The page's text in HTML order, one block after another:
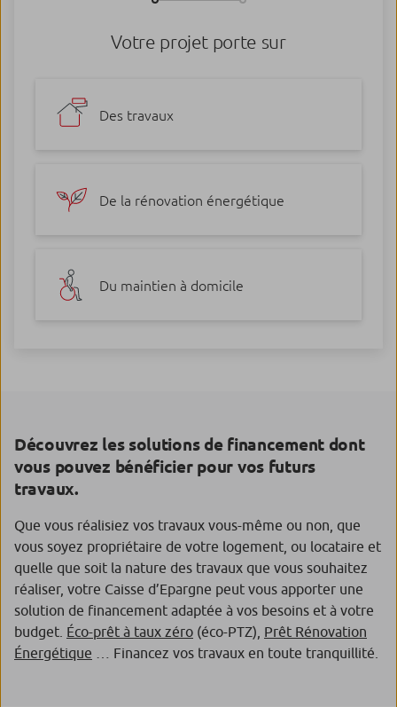
Votre projet porte sur
Des travaux
De la rénovation énergétique
Du maintien à domicile
Découvrez les solutions de financement dont
vous pouvez bénéficier pour vos futurs
travaux.
Que vous réalisiez vos travaux vous-même ou non, que
vous soyez propriétaire de votre logement, ou locataire et
quelle que soit la nature des travaux que vous souhaitez
réaliser, votre Caisse d’Epargne peut vous apporter une
solution de financement adaptée à vos besoins et à votre
budget. Éco-prêt à taux zéro (éco-PTZ), Prêt Rénovation
Énergétique … Financez vos travaux en toute tranquillité.